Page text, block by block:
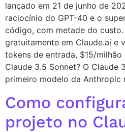
lançado em 21 de junho de
raciocínio do GPT-40 e o
código, com metade do
gratuitamente em Claude.ai e
tokens de entrada, $15/milhão
Claude 3.5 Sonnet? O Claude
primeiro modelo da Anthropic
Como
projeto no